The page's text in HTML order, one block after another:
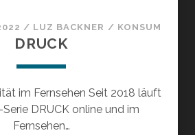
/ LUZ BACKNER / KONSUM
DRUCK
im Fernsehen Seit 2018 läuft
DRUCK online und im
Fernsehen…